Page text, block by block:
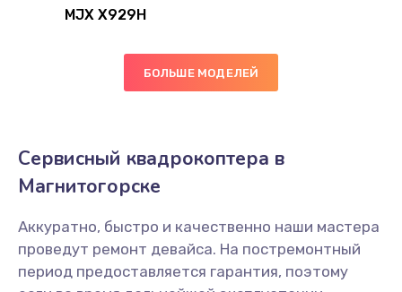
MJX X929H
БОЛЬШЕ МОДЕЛЕЙ
Сервисный квадрокоптера в
Магнитогорске
Аккуратно, быстро и качественно наши мастера
проведут ремонт девайса. На постремонтный
период предоставляется гарантия, поэтому